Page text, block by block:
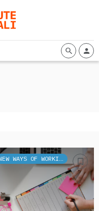
NEW WAYS OF WORKING